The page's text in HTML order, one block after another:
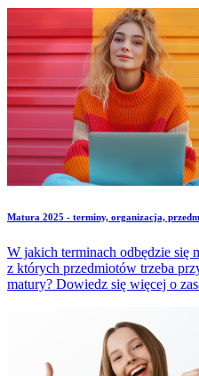
Matura 2025 - terminy, organizacja,
W jakich terminach odbędzie się
z których przedmiotów trzeba
matury? Dowiedz się więcej o